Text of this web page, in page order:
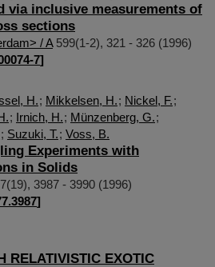
via inclusive measurements of
sections
/ A 599(1-2), 321 - 326 (1996)
7]
H.; Mikkelsen, H.; Nickel, F.;
; Irnich, H.; Münzenberg, G.;
Suzuki, T.; Voss, B.
Experiments with
in Solids
(19), 3987 - 3990 (1996)
]
RELATIVISTIC EXOTIC